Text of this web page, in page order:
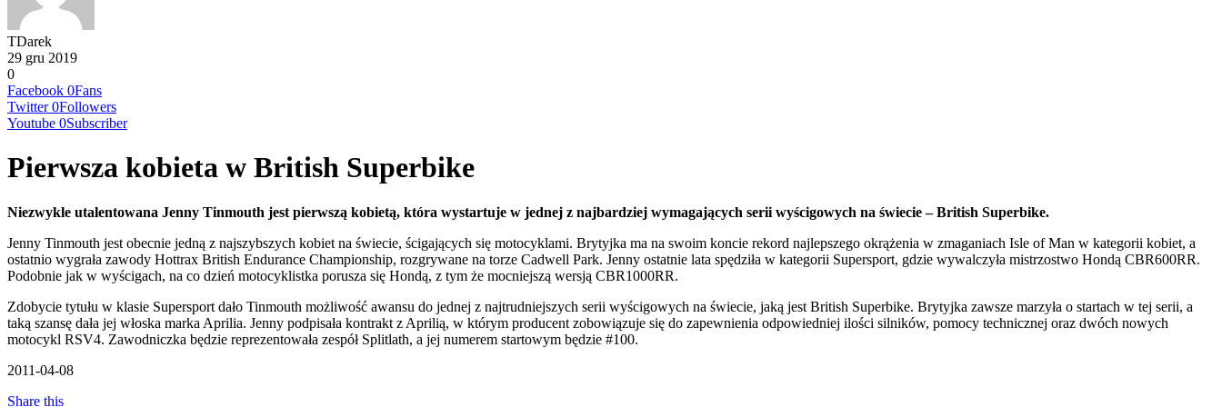
TDarek
29 gru 2019
0
Facebook 0Fans
Twitter 0Followers
Youtube 0Subscriber
Pierwsza kobieta w British Superbike
Niezwykle utalentowana Jenny Tinmouth jest pierwszą kobietą, która wystartuje w jednej z najbardziej wymagających serii wyścigowych na świecie – British Superbike.
Jenny Tinmouth jest obecnie jedną z najszybszych kobiet na świecie, ścigających się motocyklami. Brytyjka ma na swoim koncie rekord najlepszego okrążenia w zmaganiach Isle of Man w kategorii kobiet, a
ostatnio wygrała zawody Hottrax British Endurance Championship, rozgrywane na torze Cadwell Park. Jenny ostatnie lata spędziła w kategorii Supersport, gdzie wywalczyła mistrzostwo Hondą CBR600RR.
Podobnie jak w wyścigach, na co dzień motocyklistka porusza się Hondą, z tym że mocniejszą wersją CBR1000RR.
Zdobycie tytułu w klasie Supersport dało Tinmouth możliwość awansu do jednej z najtrudniejszych serii wyścigowych na świecie, jaką jest British Superbike. Brytyjka zawsze marzyła o startach w tej serii, a
taką szansę dała jej włoska marka Aprilia. Jenny podpisała kontrakt z Aprilią, w którym producent zobowiązuje się do zapewnienia odpowiedniej ilości silników, pomocy technicznej oraz dwóch nowych
motocykl RSV4. Zawodniczka będzie reprezentowała zespół Splitlath, a jej numerem startowym będzie #100.
2011-04-08
Share this